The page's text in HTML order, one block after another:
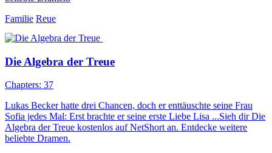
Familie Reue
Die Algebra der Treue
Chapters: 37
Lukas Becker hatte drei Chancen, doch er enttäuschte seine Frau
Sofia jedes Mal: Erst brachte er seine erste Liebe Lisa ...Sieh dir Die
Algebra der Treue kostenlos auf NetShort an. Entdecke weitere
beliebte Dramen.